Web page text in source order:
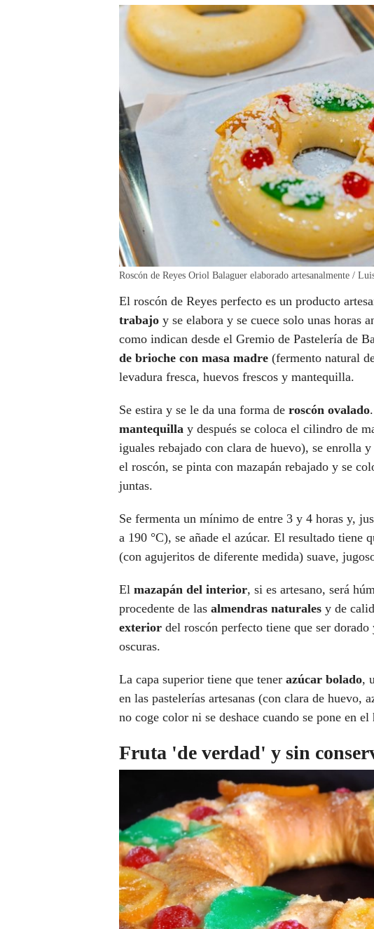
Roscón de Reyes Oriol Balaguer elaborado artesanalmente /
El roscón de Reyes perfecto es un producto
trabajo y se elabora y se cuece solo unas horas
como indican desde el Gremio de Pastelería de
de brioche con masa madre (fermento natural
levadura fresca, huevos frescos y mantequilla.
Se estira y se le da una forma de roscón ovalado
mantequilla y después se coloca el cilindro de
iguales rebajado con clara de huevo), se enrolla
el roscón, se pinta con mazapán rebajado y se
juntas.
Se fermenta un mínimo de entre 3 y 4 horas y,
a 190 °C), se añade el azúcar. El resultado tiene
(con agujeritos de diferente medida) suave,
El mazapán del interior, si es artesano, será
procedente de las almendras naturales y de
exterior del roscón perfecto tiene que ser
oscuras.
La capa superior tiene que tener azúcar bolado,
en las pastelerías artesanas (con clara de huevo,
no coge color ni se deshace cuando se pone en el
Fruta 'de verdad' y sin